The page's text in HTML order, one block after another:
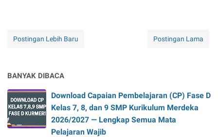
Postingan Lebih Baru Postingan Lama
BANYAK DIBACA
Download Capaian Pembelajaran (CP) Fase D
Kelas 7, 8, dan 9 SMP Kurikulum Merdeka
2026/2027 — Lengkap Semua Mata
Pelajaran Wajib